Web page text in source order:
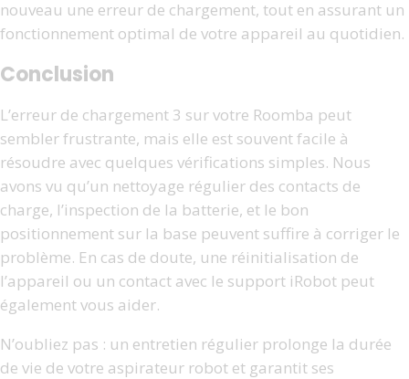
nouveau une erreur de chargement, tout en assurant un
fonctionnement optimal de votre appareil au quotidien.
Conclusion
L’erreur de chargement 3 sur votre Roomba peut
sembler frustrante, mais elle est souvent facile à
résoudre avec quelques vérifications simples. Nous
avons vu qu’un nettoyage régulier des contacts de
charge, l’inspection de la batterie, et le bon
positionnement sur la base peuvent suffire à corriger le
problème. En cas de doute, une réinitialisation de
l’appareil ou un contact avec le support iRobot peut
également vous aider.
N’oubliez pas : un entretien régulier prolonge la durée
de vie de votre aspirateur robot et garantit ses